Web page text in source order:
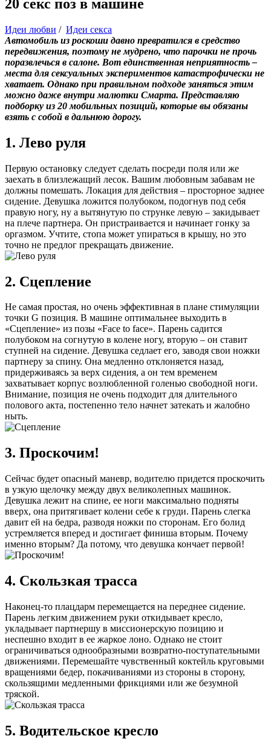
20 секс поз в машине
Идеи любви / Идеи секса
Автомобиль из роскоши давно превратился в средство
передвижения, поэтому не мудрено, что парочки не прочь
поразвлечься в салоне. Вот единственная неприятность –
места для сексуальных экспериментов катастрофически не
хватает. Однако при правильном подходе заняться этим
можно даже внутри малютки Смарта. Представляю
подборку из 20 мобильных позиций, которые вы обязаны
взять с собой в дальнюю дорогу.
1. Лево руля
Первую остановку следует сделать посреди поля или же
заехать в близлежащий лесок. Вашим любовным забавам не
должны помешать. Локация для действия – просторное заднее
сидение. Девушка ложится полубоком, подогнув под себя
правую ногу, ну а вытянутую по струнке левую – закидывает
на плече партнера. Он пристраивается и начинает гонку за
оргазмом. Учтите, стопа может упираться в крышу, но это
точно не предлог прекращать движение.
2. Сцепление
Не самая простая, но очень эффективная в плане стимуляции
точки G позиция. В машине оптимальнее выходить в
«Сцепление» из позы «Face to face». Парень садится
полубоком на согнутую в колене ногу, вторую – он ставит
ступней на сидение. Девушка седлает его, заводя свои ножки
партнеру за спину. Она медленно отклоняется назад,
придерживаясь за верх сидения, а он тем временем
захватывает корпус возлюбленной голенью свободной ноги.
Внимание, позиция не очень подходит для длительного
полового акта, постепенно тело начнет затекать и жалобно
ныть.
3. Проскочим!
Сейчас будет опасный маневр, водителю придется проскочить
в узкую щелочку между двух великолепных машинок.
Девушка лежит на спине, ее ноги максимально подняты
вверх, она притягивает колени себе к груди. Парень слегка
давит ей на бедра, разводя ножки по сторонам. Его болид
устремляется вперед и достигает финиша вторым. Почему
именно вторым? Да потому, что девушка кончает первой!
4. Скользкая трасса
Наконец-то плацдарм перемещается на переднее сидение.
Парень легким движением руки откидывает кресло,
укладывает партнершу в миссионерскую позицию и
неспешно входит в ее жаркое лоно. Однако не стоит
ограничиваться однообразными возвратно-поступательными
движениями. Перемешайте чувственный коктейль круговыми
вращениями бедер, покачиваниями из стороны в сторону,
скользящими медленными фрикциями или же безумной
тряской.
5. Водительское кресло